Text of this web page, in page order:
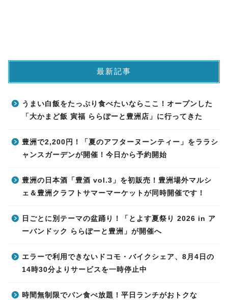
最新記事
うまい白飯をたっぷり食べたいならここ！オープンした
「大かまど飯 寅福 ららぽーと豊洲店」に行ってきた
豊洲で2,200円！「夏のアフターヌーンティー」をララシ
ャンスガーデンが開催！今日から予約開始
豊洲の日本酒「豊酒 vol.3」を初販売！豊洲場外マルシ
ェ＆豊洲クラフトサマーマーケットが同時開催です！
日ごとに別テーマの盆踊り！「とよす夏祭り 2026 in ア
ーバンドック ららぽーと豊洲」が開催へ
エラーで利用できないドコモ・バイクシェア、8月4日の
14時30分よりサービスを一時停止中
時間無制限でパン食べ放題！平日ランチがおトクな